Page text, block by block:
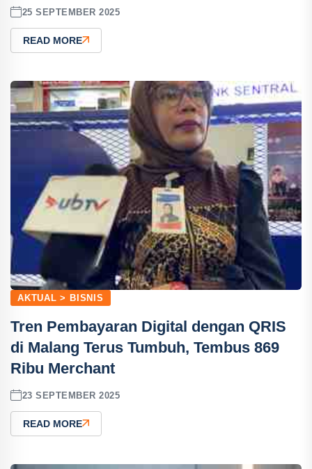
25 SEPTEMBER 2025
READ MORE
AKTUAL > BISNIS
Tren Pembayaran Digital dengan QRIS
di Malang Terus Tumbuh, Tembus 869
Ribu Merchant
23 SEPTEMBER 2025
READ MORE